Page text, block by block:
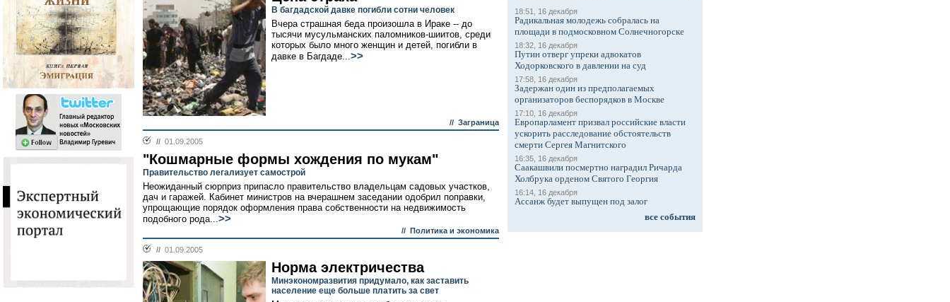
В багдадской давке погибли сотни человек
Вчера страшная беда произошла в Ираке -- до
тысячи мусульманских паломников-шиитов, среди
которых было много женщин и детей, погибли в
давке в Багдаде...>>
// Заграница
// 01.09.2005
"Кошмарные формы хождения по мукам"
Правительство легализует самострой
Неожиданный сюрприз припасло правительство владельцам садовых участков,
дач и гаражей. Кабинет министров на вчерашнем заседании одобрил поправки,
упрощающие порядок оформления права собственности на недвижимость
подобного рода...>>
// Политика и экономика
// 01.09.2005
Норма электричества
Минэкономразвития придумало, как заставить
население еще больше платить за свет
18:51, 16 декабря
Радикальная молодежь собралась на
площади в подмосковном Солнечногорске
18:32, 16 декабря
Путин отверг упреки адвокатов
Ходорковского в давлении на суд
17:58, 16 декабря
Задержан один из предполагаемых
организаторов беспорядков в Москве
17:10, 16 декабря
Европарламент призвал российские власти
ускорить расследование обстоятельств
смерти Сергея Магнитского
16:35, 16 декабря
Саакашвили посмертно наградил Ричарда
Холбрука орденом Святого Георгия
16:14, 16 декабря
Ассанж будет выпущен под залог
все события